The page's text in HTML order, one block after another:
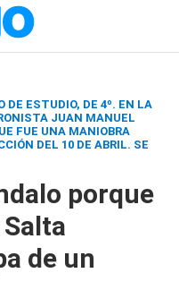
DE ESTUDIO, DE 4º. EN LA
JUAN MANUEL
FUE UNA MANIOBRA
DEL 10 DE ABRIL. SE
porque
de un